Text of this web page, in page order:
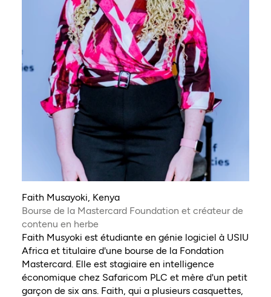
Faith Musayoki, Kenya
Bourse de la Mastercard Foundation et créateur de
contenu en herbe
Faith Musyoki est étudiante en génie logiciel à USIU
Africa et titulaire d'une bourse de la Fondation
Mastercard. Elle est stagiaire en intelligence
économique chez Safaricom PLC et mère d'un petit
garçon de six ans. Faith, qui a plusieurs casquettes,